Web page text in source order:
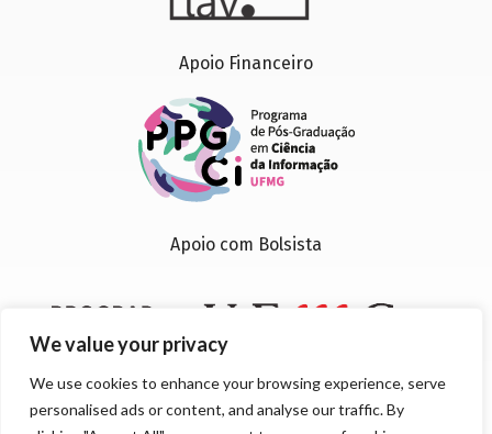
We value your privacy
We use cookies to enhance your browsing experience, serve
personalised ads or content, and analyse our traffic. By
Apoio Financeiro
Apoio com Bolsista